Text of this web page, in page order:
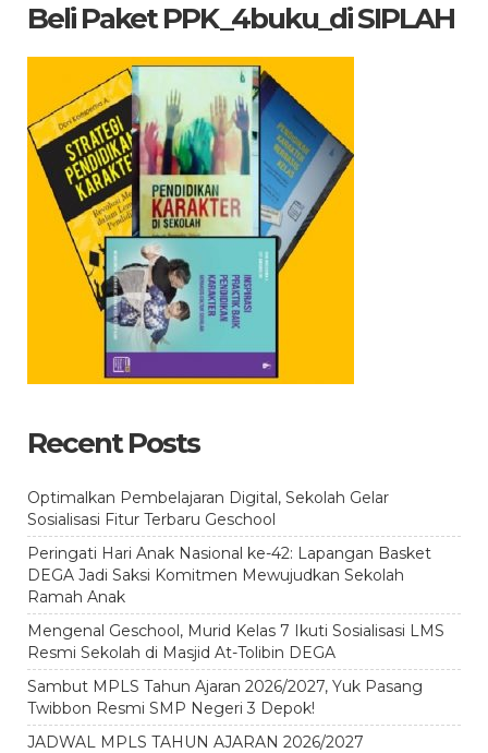
Beli Paket PPK_4buku_di SIPLAH
Recent Posts
Optimalkan Pembelajaran Digital, Sekolah Gelar
Sosialisasi Fitur Terbaru Geschool
Peringati Hari Anak Nasional ke-42: Lapangan Basket
DEGA Jadi Saksi Komitmen Mewujudkan Sekolah
Ramah Anak
Mengenal Geschool, Murid Kelas 7 Ikuti Sosialisasi LMS
Resmi Sekolah di Masjid At-Tolibin DEGA
Sambut MPLS Tahun Ajaran 2026/2027, Yuk Pasang
Twibbon Resmi SMP Negeri 3 Depok!
JADWAL MPLS TAHUN AJARAN 2026/2027